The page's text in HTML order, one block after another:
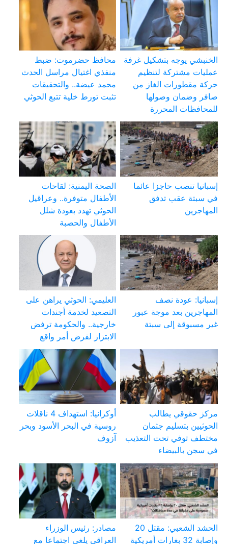
الخنبشي يوجه بتشكيل غرفة
عمليات مشتركة لتنظيم
حركة مقطورات الغاز من
صافر وضمان وصولها
للمحافظات المحررة
محافظ حضرموت: ضبط
منفذي اغتيال مراسل الحدث
محمد عيضة.. والتحقيقات
تثبت تورط خلية تتبع الحوثي
إسبانيا تنصب حاجزا عائما
في سبتة عقب تدفق
المهاجرين
الصحة اليمنية: لقاحات
الأطفال متوفرة.. وعراقيل
الحوثي تهدد بعودة شلل
الأطفال والحصبة
إسبانيا: عودة نصف
المهاجرين بعد موجة عبور
غير مسبوقة إلى سبتة
العليمي: الحوثي يراهن على
التصعيد لخدمة أجندات
خارجية.. والحكومة ترفض
الابتزاز لفرض أمر واقع
مركز حقوقي يطالب
الحوثيين بتسليم جثمان
مختطف توفي تحت التعذيب
في سجن بالبيضاء
أوكرانيا: استهداف 4 ناقلات
روسية في البحر الأسود وبحر
آزوف
الحشد الشعبي: مقتل 20
وإصابة 32 بغارات أمريكية
مصادر: رئيس الوزراء
العراقي يلغي اجتماعا مع